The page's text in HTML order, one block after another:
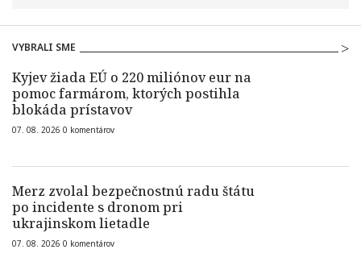
VYBRALI SME
Kyjev žiada EÚ o 220 miliónov eur na
pomoc farmárom, ktorých postihla
blokáda prístavov
07. 08. 2026 0 komentárov
Merz zvolal bezpečnostnú radu štátu
po incidente s dronom pri
ukrajinskom lietadle
07. 08. 2026 0 komentárov